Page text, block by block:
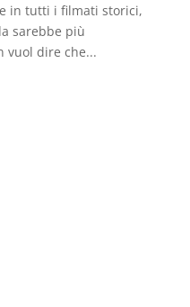
in tutti i filmati storici,
sarebbe più
vuol dire che...